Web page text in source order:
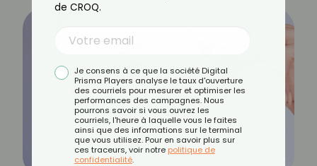
de CROQ.
Je consens à ce que la société Digital
Prisma Players analyse le taux d'ouverture
des courriels pour mesurer et optimiser les
performances des campagnes. Nous
pourrons savoir si vous ouvrez les
courriels, l'heure à laquelle vous le faites
ainsi que des informations sur le terminal
que vous utilisez. Pour en savoir plus sur
ces traceurs, voir notre politique de
confidentialité.